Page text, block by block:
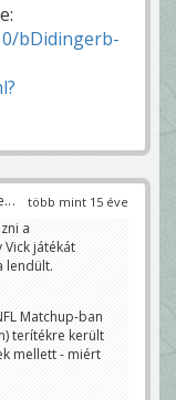
bDidingerb-
több mint 15 éve
a
Vick játékát
lendült.
Matchup-ban
terítékre került
mellett - miért